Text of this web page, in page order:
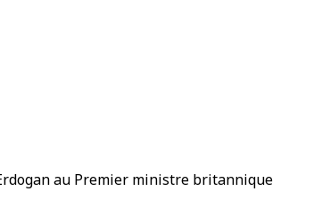
au Premier ministre britannique